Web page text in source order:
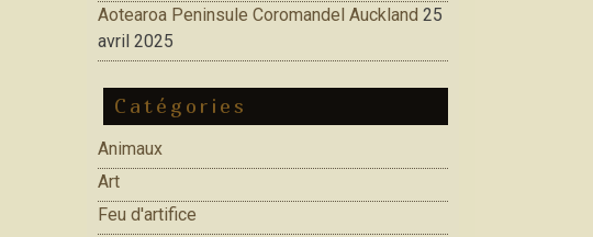
Aotearoa Peninsule Coromandel Auckland 25
avril 2025
Catégories
Animaux
Art
Feu d'artifice